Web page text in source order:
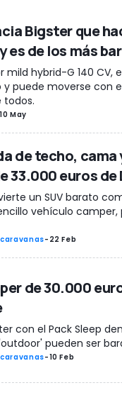
Bigster que
es de los más
mild hybrid-G 140 CV,
y puede moverse con
todos.
10 May
de techo, cama
33.000 euros de
un SUV barato
vehículo
- 22 Feb
de 30.000
con el Pack Sleep
pueden ser
-10 Feb